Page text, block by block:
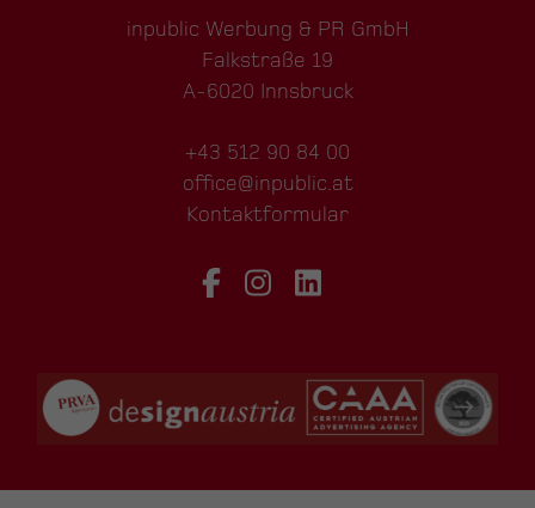
inpublic Werbung & PR GmbH
Falkstraße 19
A-6020 Innsbruck
+43 512 90 84 00
office@inpublic.at
Kontaktformular